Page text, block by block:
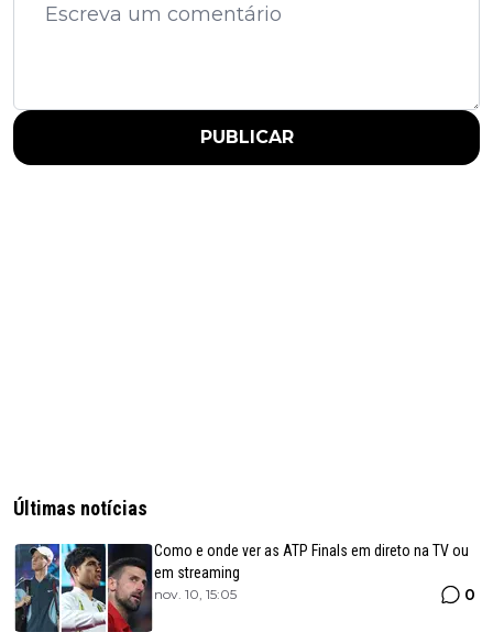
PUBLICAR
Últimas notícias
Como e onde ver as ATP Finals em direto na TV ou
em streaming
nov. 10, 15:05 0